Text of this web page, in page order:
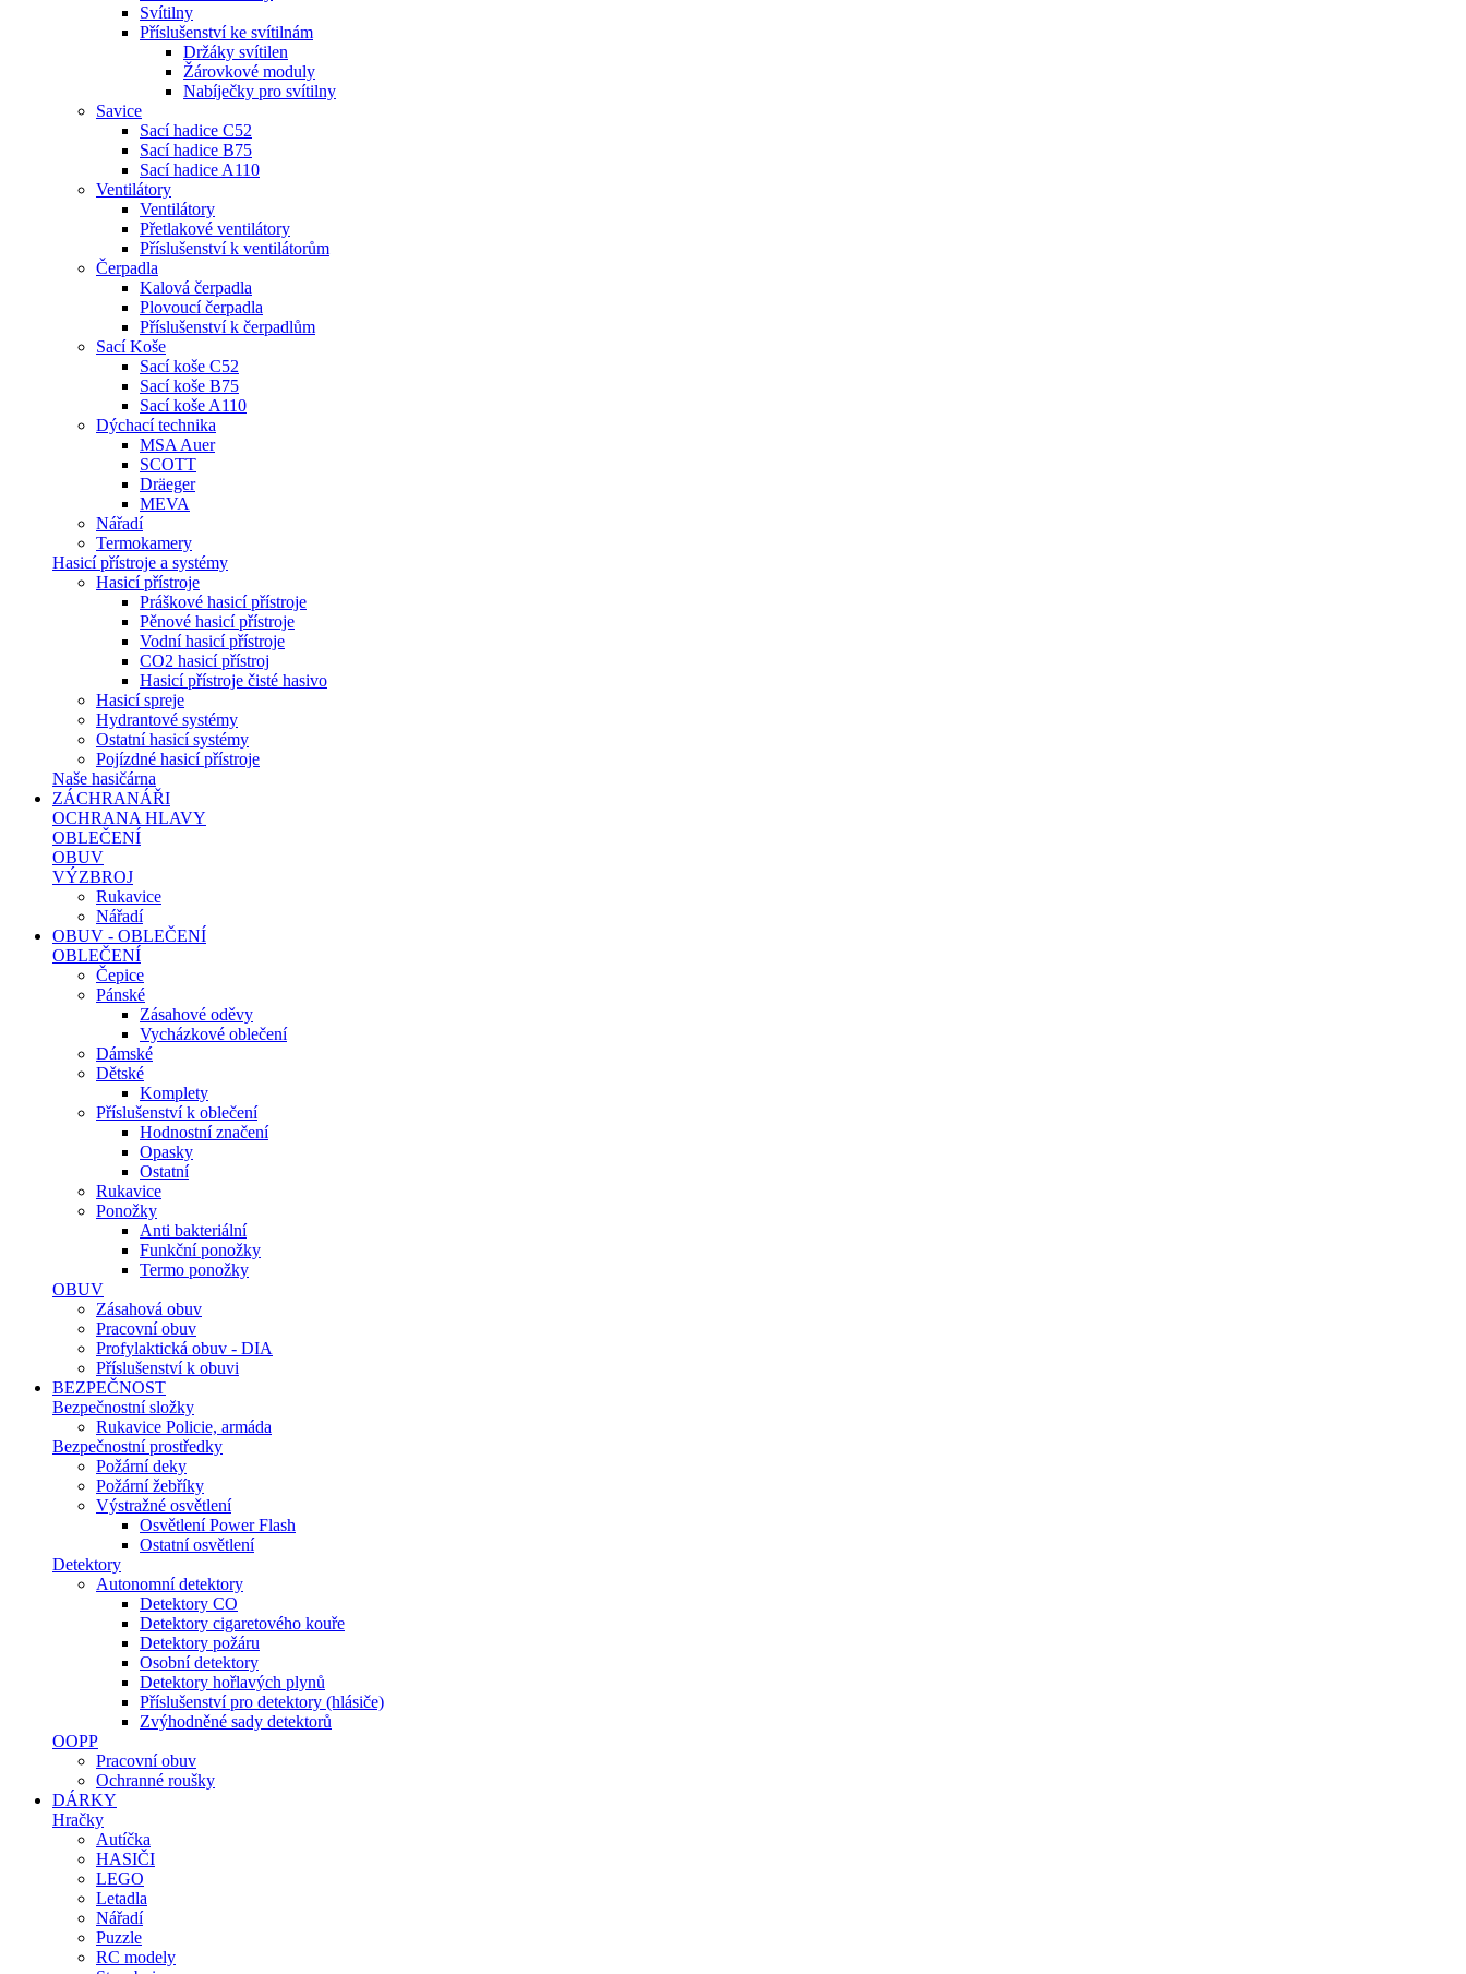
Svítilny
Příslušenství ke svítilnám
Držáky svítilen
Žárovkové moduly
Nabíječky pro svítilny
Savice
Sací hadice C52
Sací hadice B75
Sací hadice A110
Ventilátory
Ventilátory
Přetlakové ventilátory
Příslušenství k ventilátorům
Čerpadla
Kalová čerpadla
Plovoucí čerpadla
Příslušenství k čerpadlům
Sací Koše
Sací koše C52
Sací koše B75
Sací koše A110
Dýchací technika
MSA Auer
SCOTT
Dräeger
MEVA
Nářadí
Termokamery
Hasicí přístroje a systémy
Hasicí přístroje
Práškové hasicí přístroje
Pěnové hasicí přístroje
Vodní hasicí přístroje
CO2 hasicí přístroj
Hasicí přístroje čisté hasivo
Hasicí spreje
Hydrantové systémy
Ostatní hasicí systémy
Pojízdné hasicí přístroje
Naše hasičárna
ZÁCHRANÁŘI
OCHRANA HLAVY
OBLEČENÍ
OBUV
VÝZBROJ
Rukavice
Nářadí
OBUV - OBLEČENÍ
OBLEČENÍ
Čepice
Pánské
Zásahové oděvy
Vycházkové oblečení
Dámské
Dětské
Komplety
Příslušenství k oblečení
Hodnostní značení
Opasky
Ostatní
Rukavice
Ponožky
Anti bakteriální
Funkční ponožky
Termo ponožky
OBUV
Zásahová obuv
Pracovní obuv
Profylaktická obuv - DIA
Příslušenství k obuvi
BEZPEČNOST
Bezpečnostní složky
Rukavice Policie, armáda
Bezpečnostní prostředky
Požární deky
Požární žebříky
Výstražné osvětlení
Osvětlení Power Flash
Ostatní osvětlení
Detektory
Autonomní detektory
Detektory CO
Detektory cigaretového kouře
Detektory požáru
Osobní detektory
Detektory hořlavých plynů
Příslušenství pro detektory (hlásiče)
Zvýhodněné sady detektorů
OOPP
Pracovní obuv
Ochranné roušky
DÁRKY
Hračky
Autíčka
HASIČI
LEGO
Letadla
Nářadí
Puzzle
RC modely